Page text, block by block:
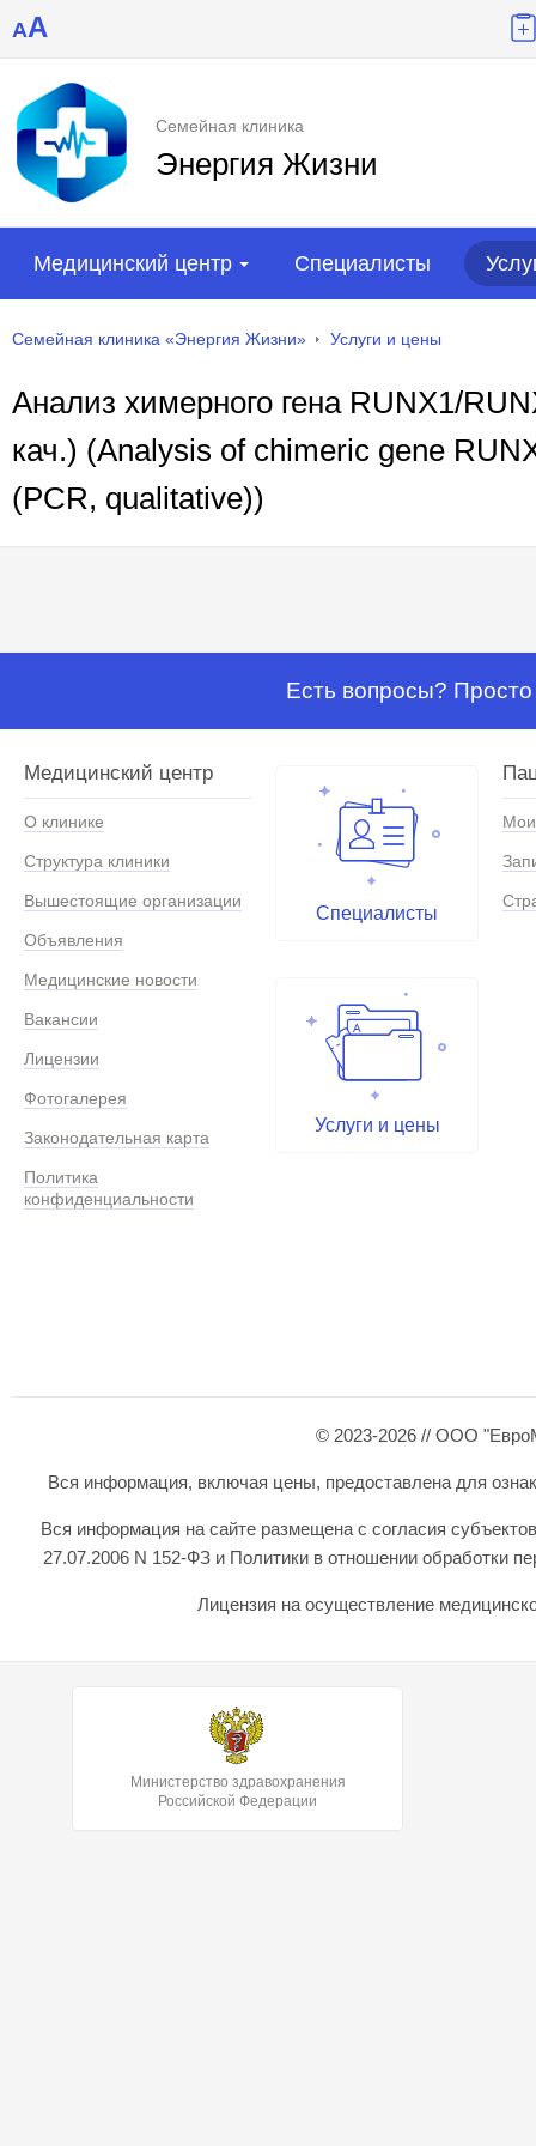
AA
Семейная клиника
Энергия Жизни
Медицинский центр Специалисты
Семейная клиника «Энергия Жизни» Услуги и цены
Анализ химерного гена RUNX1/
кач.) (Analysis of chimeric gene
(PCR, qualitative))
Есть вопросы?
Медицинский центр
О клинике
Структура клиники
Вышестоящие организации
Объявления
Медицинские новости
Вакансии
Лицензии
Фотогалерея
Законодательная карта
Политика
конфиденциальности
Специалисты
Услуги и цены
© 2023-2026 // ООО
Вся информация, включая цены, предоставлена для
Вся информация на сайте размещена с согласия
27.07.2006 N 152-ФЗ и Политики в отношении обработки
Лицензия на осуществление
Министерство здравохранения
Российской Федерации